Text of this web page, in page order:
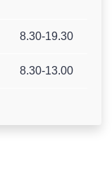
8.30-19.30
8.30-13.00